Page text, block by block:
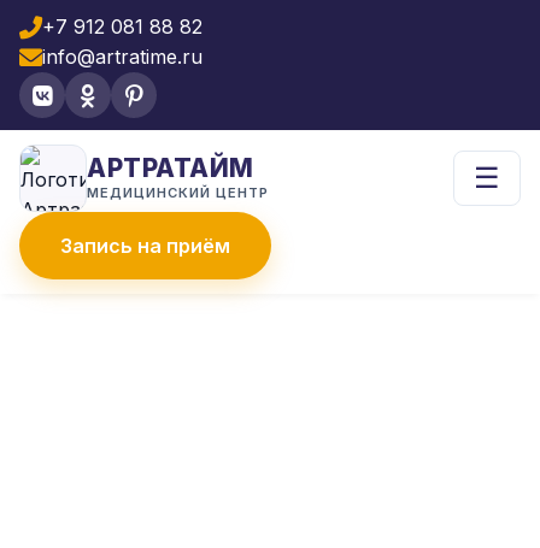
+7 912 081 88 82
info@artratime.ru
АРТРАТАЙМ
МЕДИЦИНСКИЙ ЦЕНТР
Запись на приём
☰